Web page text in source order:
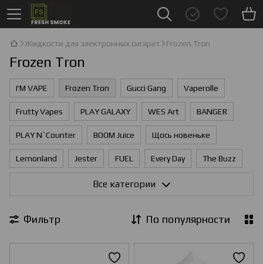
Жидкости для электронных сигарет Frozen Tron
Frozen Tron
I'М VAPE Frozen Tron Gucci Gang Vaperolle
Frutty Vapes PLAY GALAXY WES Art BANGER
PLAY N`Counter BOOM Juice Щось новеньке
Lemonland Jester FUEL Every Day The Buzz
HeadShot Commicon
Все категории
Фильтр По популярности